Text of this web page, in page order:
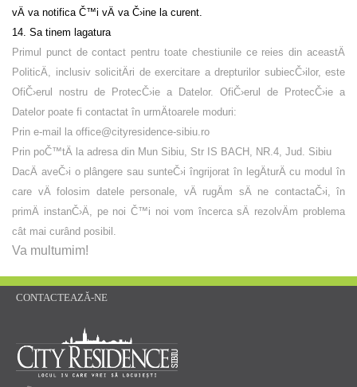
vÄ va notifica Č™i vÄ va Č›ine la curent.
14. Sa tinem lagatura
Primul punct de contact pentru toate chestiunile ce reies din aceastÄ
PoliticÄ, inclusiv solicitÄri de exercitare a drepturilor subiecČ›ilor, este
OfiČ›erul nostru de ProtecČ›ie a Datelor. OfiČ›erul de ProtecČ›ie a
Datelor poate fi contactat în urmÄtoarele moduri:
Prin e-mail la office@cityresidence-sibiu.ro
Prin poČ™tÄ la adresa din Mun Sibiu, Str IS BACH, NR.4, Jud. Sibiu
DacÄ aveČ›i o plângere sau sunteČ›i îngrijorat în legÄturÄ cu modul în
care vÄ folosim datele personale, vÄ rugÄm sÄ ne contactaČ›i, în
primÄ instanČ›Ä, pe noi Č™i noi vom încerca sÄ rezolvÄm problema
cât mai curând posibil.
Va multumim!
CONTACTEAZĂ-NE